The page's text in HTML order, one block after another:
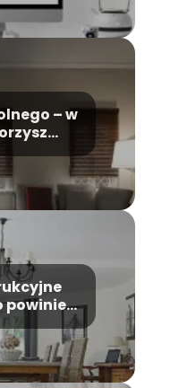
– w
powinien